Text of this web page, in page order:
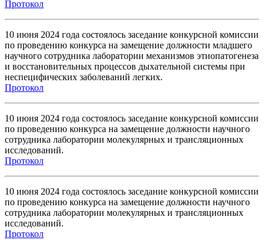
Протокол
10 июня 2024 года состоялось заседание конкурсной комиссии
по проведению конкурса на замещение должности младшего
научного сотрудника лаборатории механизмов этиопатогенеза
и восстановительных процессов дыхательной системы при
неспецифических заболеваний легких.
Протокол
10 июня 2024 года состоялось заседание конкурсной комиссии
по проведению конкурса на замещение должности научного
сотрудника лаборатории молекулярных и трансляционных
исследований.
Протокол
10 июня 2024 года состоялось заседание конкурсной комиссии
по проведению конкурса на замещение должности научного
сотрудника лаборатории молекулярных и трансляционных
исследований.
Протокол